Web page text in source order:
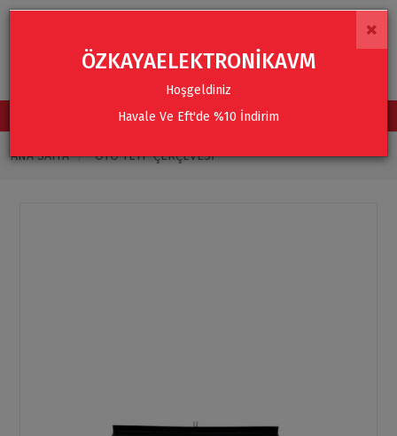
TÜM KATEGORİLER
ANA SAYFA OTO TEYP ÇERÇEVESI
×
ÖZKAYAELEKTRONİKAVM
Hoşgeldiniz
Havale Ve Eft'de %10 İndirim